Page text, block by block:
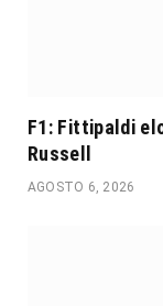
F1: Fittipaldi
Russell
AGOSTO 6, 2026